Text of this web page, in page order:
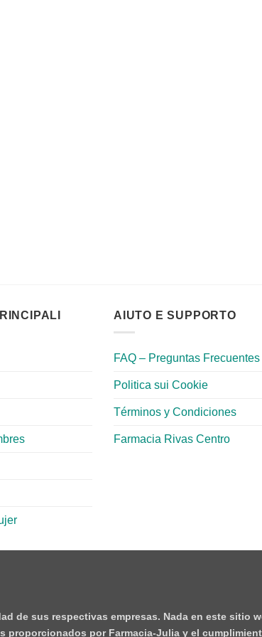
AIUTO E SUPPORTO
FAQ – Preguntas Frecuentes
Politica sui Cookie
Términos y Condiciones
Farmacia Rivas Centro
de sus respectivas empresas. Nada en este sitio
proporcionados por Farmacia-Julia y el